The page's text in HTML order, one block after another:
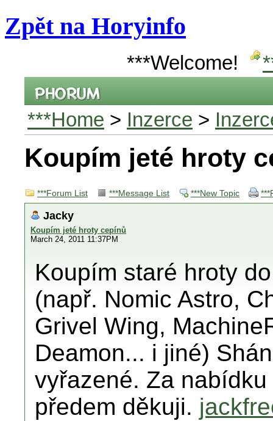
Zpět na Horyinfo
***Welcome!
***Home > Inzerce >
Koupím jeté hroty
***Forum List ***Message List ***New Topic
Jacky
Koupím jeté hroty cepínů
March 24, 2011 11:37PM
Koupím staré hroty
(např. Nomic Astro,
Grivel Wing,
Deamon... i jiné)
vyřazené. Za
předem děkuji.